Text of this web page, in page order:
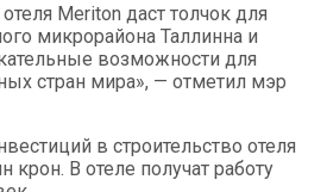
Meriton даст толчок для
микрорайона Таллинна и
возможности для
стран мира», — отметил мэр
в строительство отеля
крон. В отеле получат работу